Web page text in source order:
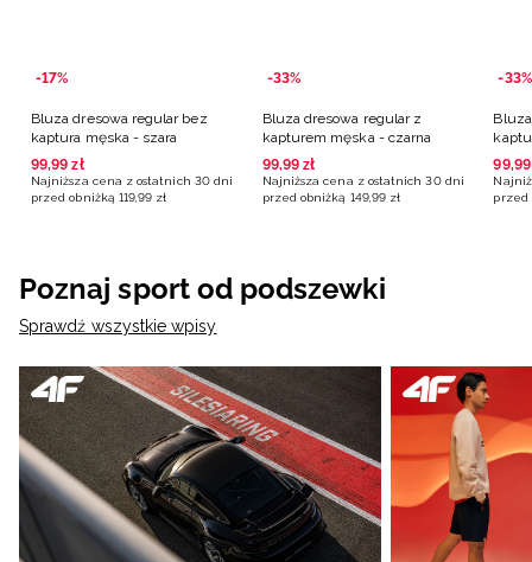
-17%
Bluza dresowa regular bez
kaptura męska - szara
99,99 zł
Najniższa cena z ostatnich 30 dni
przed obniżką 119,99 zł
-33%
Bluza dresowa regular z
kapturem męska - czarna
99,99 zł
Najniższa cena z ostatnich 30 dni
przed obniżką 149,99 zł
-33%
99,99
przed
Poznaj sport od podszewki
Sprawdź wszystkie wpisy